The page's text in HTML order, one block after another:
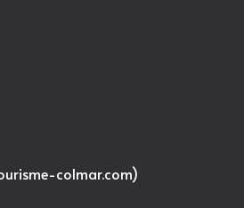
colmar.com)